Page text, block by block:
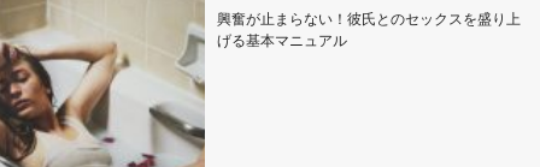
心の処方箋
カルチャー・トレンド・芸能
興奮が止まらない！彼氏とのセックスを盛り上
げる基本マニュアル